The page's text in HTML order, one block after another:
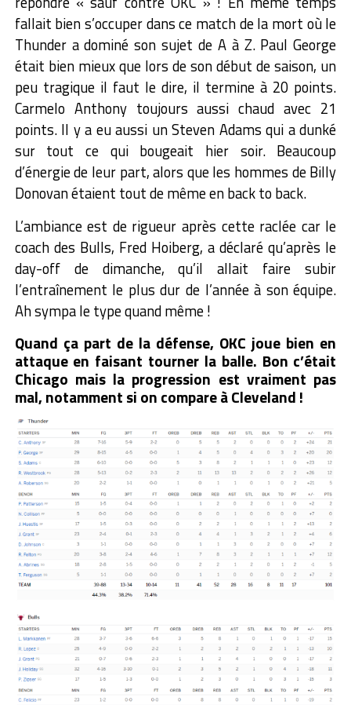
fallait bien s’occuper dans ce match de la mort où le
Thunder a dominé son sujet de A à Z. Paul George
était bien mieux que lors de son début de saison, un
peu tragique il faut le dire, il termine à 20 points.
Carmelo Anthony toujours aussi chaud avec 21
points. Il y a eu aussi un Steven Adams qui a dunké
sur tout ce qui bougeait hier soir. Beaucoup
d’énergie de leur part, alors que les hommes de Billy
Donovan étaient tout de même en back to back.
L’ambiance est de rigueur après cette raclée car le
coach des Bulls, Fred Hoiberg, a déclaré qu’après le
day-off de dimanche, qu’il allait faire subir
l’entraînement le plus dur de l’année à son équipe.
Ah sympa le type quand même !
Quand ça part de la défense, OKC joue bien en
attaque en faisant tourner la balle. Bon c’était
Chicago mais la progression est vraiment pas
mal, notamment si on compare à Cleveland !